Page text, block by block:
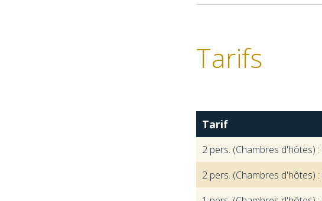
Tarifs
Tarif
2 pers. (Chambres d'hôtes) :
2 pers. (Chambres d'hôtes) :